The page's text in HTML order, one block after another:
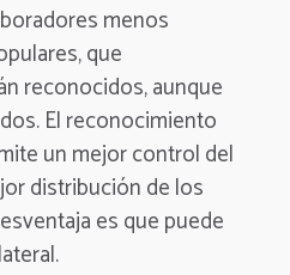
menos
que
reconocidos, aunque
El reconocimiento
un mejor control del
distribución de los
es que puede